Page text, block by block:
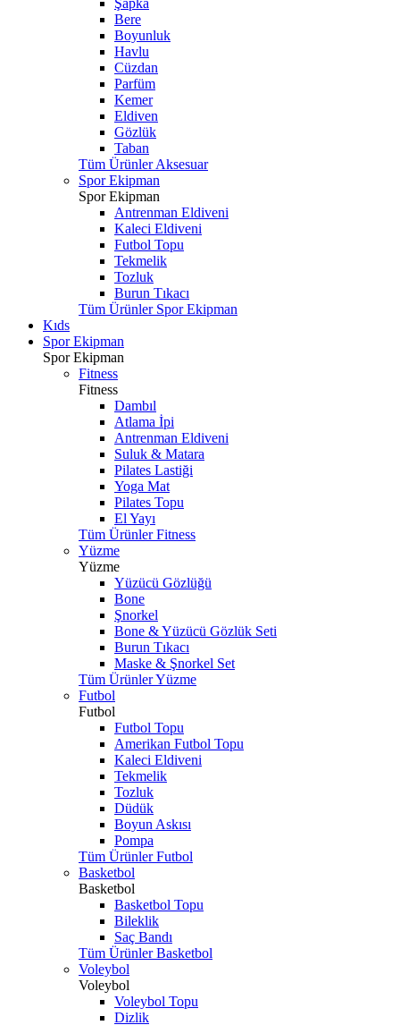
Şapka
Bere
Boyunluk
Havlu
Cüzdan
Parfüm
Kemer
Eldiven
Gözlük
Taban
Tüm Ürünler Aksesuar
Spor Ekipman
Spor Ekipman
Antrenman Eldiveni
Kaleci Eldiveni
Futbol Topu
Tekmelik
Tozluk
Burun Tıkacı
Tüm Ürünler Spor Ekipman
Kıds
Spor Ekipman
Spor Ekipman
Fitness
Fitness
Dambıl
Atlama İpi
Antrenman Eldiveni
Suluk & Matara
Pilates Lastiği
Yoga Mat
Pilates Topu
El Yayı
Tüm Ürünler Fitness
Yüzme
Yüzme
Yüzücü Gözlüğü
Bone
Şnorkel
Bone & Yüzücü Gözlük Seti
Burun Tıkacı
Maske & Şnorkel Set
Tüm Ürünler Yüzme
Futbol
Futbol
Futbol Topu
Amerikan Futbol Topu
Kaleci Eldiveni
Tekmelik
Tozluk
Düdük
Boyun Askısı
Pompa
Tüm Ürünler Futbol
Basketbol
Basketbol
Basketbol Topu
Bileklik
Saç Bandı
Tüm Ürünler Basketbol
Voleybol
Voleybol
Voleybol Topu
Dizlik